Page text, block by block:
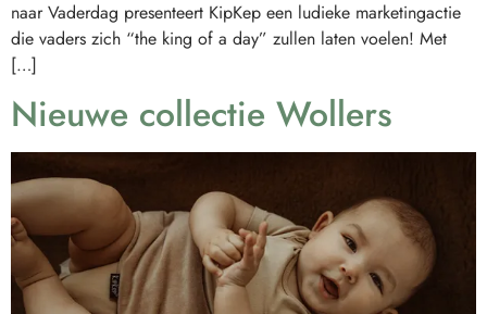
naar Vaderdag presenteert KipKep een ludieke marketingactie
die vaders zich “the king of a day” zullen laten voelen! Met
[…]
Nieuwe collectie Wollers